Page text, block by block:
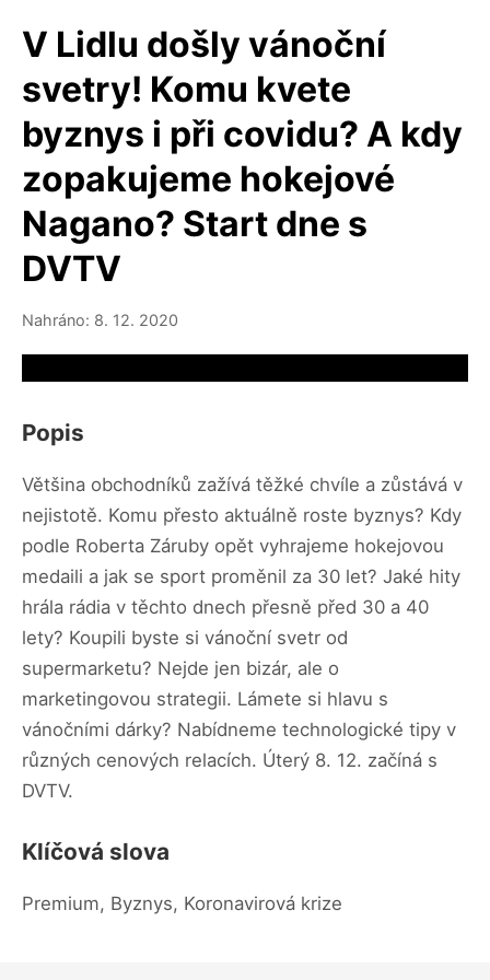
V Lidlu došly vánoční
svetry! Komu kvete
byznys i při covidu? A kdy
zopakujeme hokejové
Nagano? Start dne s
DVTV
Nahráno: 8. 12. 2020
Popis
Většina obchodníků zažívá těžké chvíle a zůstává v
nejistotě. Komu přesto aktuálně roste byznys? Kdy
podle Roberta Záruby opět vyhrajeme hokejovou
medaili a jak se sport proměnil za 30 let? Jaké hity
hrála rádia v těchto dnech přesně před 30 a 40
lety? Koupili byste si vánoční svetr od
supermarketu? Nejde jen bizár, ale o
marketingovou strategii. Lámete si hlavu s
vánočními dárky? Nabídneme technologické tipy v
různých cenových relacích. Úterý 8. 12. začíná s
DVTV.
Klíčová slova
Premium, Byznys, Koronavirová krize